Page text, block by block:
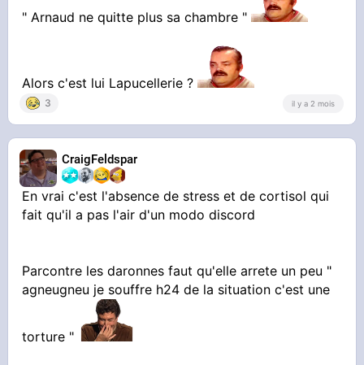
" Arnaud ne quitte plus sa chambre "
Alors c'est lui Lapucellerie ?
3 il y a 2 mois
CraigFeldspar
En vrai c'est l'absence de stress et de cortisol qui
fait qu'il a pas l'air d'un modo discord
Parcontre les daronnes faut qu'elle arrete un peu "
agneugneu je souffre h24 de la situation c'est une
torture "